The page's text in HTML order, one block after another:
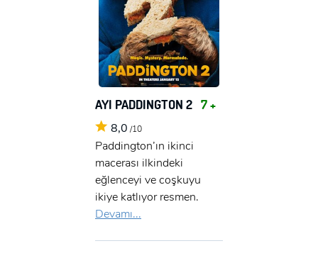
AYI PADDINGTON 2 7 +
8,0 /10
Paddington’ın ikinci
macerası ilkindeki
eğlenceyi ve coşkuyu
ikiye katlıyor resmen.
Devamı...